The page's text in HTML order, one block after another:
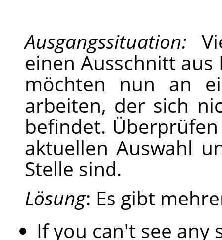
Ausgangssituation:
einen Ausschnitt
möchten nun an
arbeiten, der sich
befindet.
aktuellen Auswahl
Stelle sind.
Lösung: Es gibt
If you can't see any